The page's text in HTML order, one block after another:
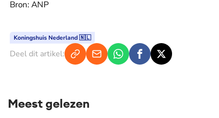
Bron: ANP
Koningshuis Nederland 🇳🇱
Deel dit artikel:
Meest gelezen